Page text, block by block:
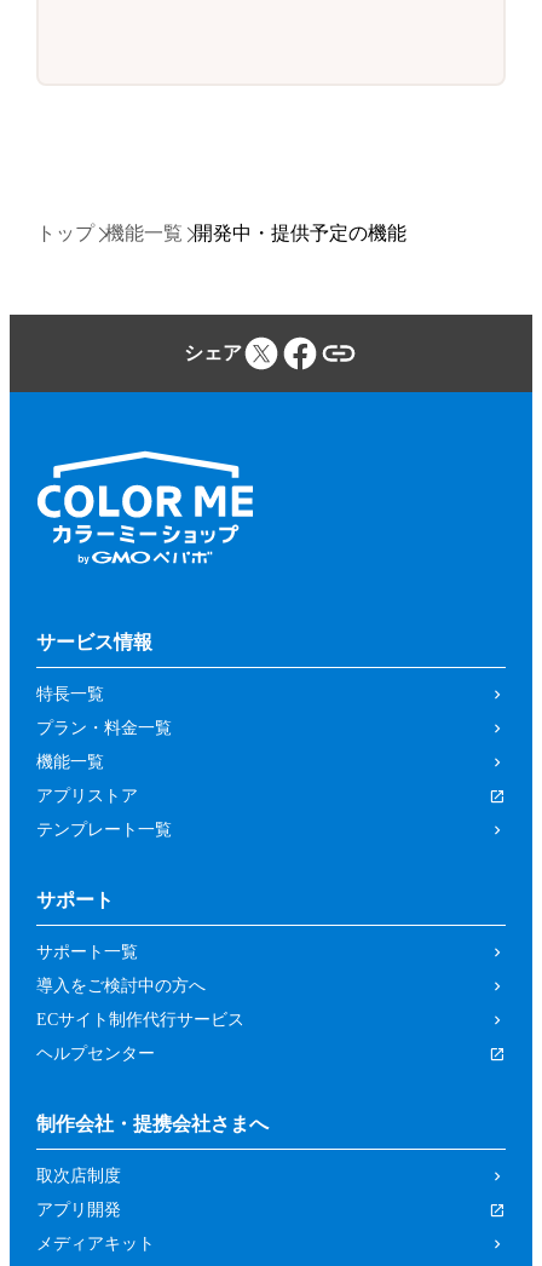
トップ 機能一覧 開発中・提供予定の機能
シェア
サービス情報
特長一覧
プラン・料金一覧
機能一覧
アプリストア
テンプレート一覧
サポート
サポート一覧
導入をご検討中の方へ
ECサイト制作代行サービス
ヘルプセンター
制作会社・提携会社さまへ
取次店制度
アプリ開発
メディアキット